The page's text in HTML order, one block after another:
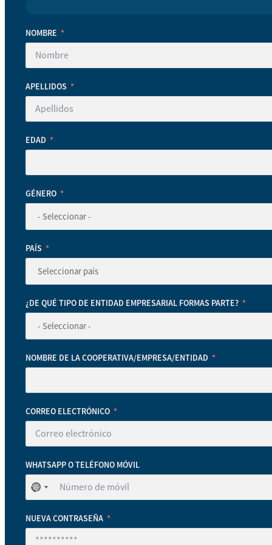
NOMBRE
APELLIDOS
EDAD
GÉNERO
PAÍS
¿DE QUÉ TIPO DE ENTIDAD EMPRESARIAL FORMAS PARTE?
NOMBRE DE LA COOPERATIVA/EMPRESA/ENTIDAD
CORREO ELECTRÓNICO
WHATSAPP O TELÉFONO MÓVIL
No
se
ha
seleccionado
ningún
NUEVA CONTRASEÑA